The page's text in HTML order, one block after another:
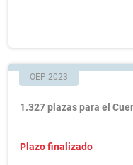
OEP 2023
1.327 plazas para el
Plazo finalizado